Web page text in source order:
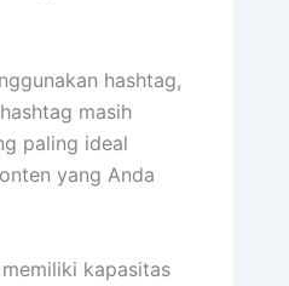
hashtag,
masih
paling ideal
yang Anda
kapasitas